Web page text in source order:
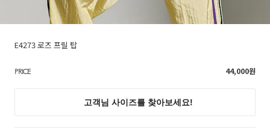
E4273 로즈 프릴 탑
PRICE 44,000원